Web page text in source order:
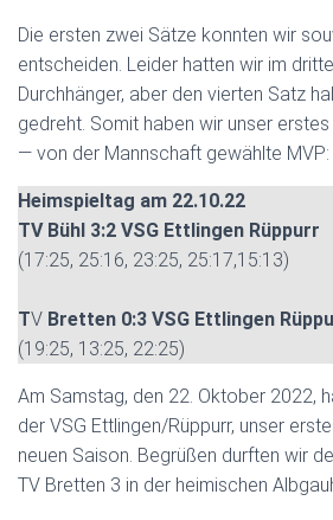
Die ersten zwei Sätze konnten wir
entscheiden. Leider hatten wir im
Durchhänger, aber den vierten Satz
gedreht. Somit haben wir unser
— von der Mannschaft gewählte
Heimspieltag am 22.10.22
TV Bühl 3:2 VSG Ettlingen Rüppurr
(17:25, 25:16, 23:25, 25:17,15:13)
TV Bretten 0:3 VSG Ettlingen
(19:25, 13:25, 22:25)
Am Samstag, den 22. Oktober 2022,
der VSG Ettlingen/Rüppurr, unser
neuen Saison. Begrüßen durften wir
TV Bretten 3 in der heimischen